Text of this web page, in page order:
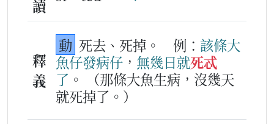
讀
釋
義
動 死去、死掉。 例： 該條大
魚仔發病仔 ， 無幾日就死忒
了 。
（那條大魚生病，沒幾天
就死掉了。）